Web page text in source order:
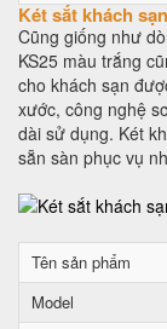
Két sắt khách
Cũng giống như
KS25 màu trắng
cho khách sạn
xước, công nghệ
dài sử dụng. Két
sẵn sàn phục vụ
Tên sản phẩm
Model